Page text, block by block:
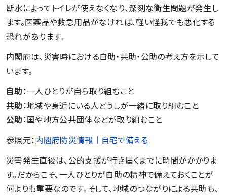
断水によってトイレが使えなくなり、深刻な衛生問題が発生し
ます。医薬品や救急用品がなければ、軽い怪我でも悪化する
恐れがあります。
内閣府は、災害時における自助・共助・公助の考え方を示して
います。
自助：一人ひとりが自ら取り組むこと
共助：地域や身近にいる人どうしが一緒に取り組むこと
公助：国や地方公共団体などが取り組むこと
参照元：内閣府防災情報｜自宅で備える
災害発生直後は、公的支援が行き届くまでに時間がかかりま
す。だからこそ、一人ひとりが自助の精神で備えておくことが
何よりも重要なのです。そして、地域のつながりによる共助も、